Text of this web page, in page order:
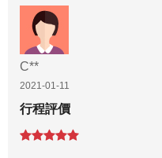
C**
2021-01-11
行程評價